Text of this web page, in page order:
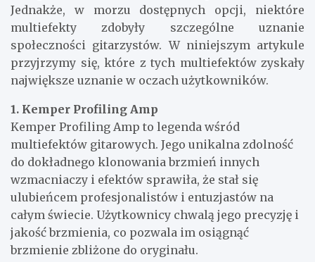
Jednakże, w morzu dostępnych opcji, niektóre
multiefekty zdobyły szczególne uznanie
społeczności gitarzystów. W niniejszym artykule
przyjrzymy się, które z tych multiefektów zyskały
największe uznanie w oczach użytkowników.
1. Kemper Profiling Amp
Kemper Profiling Amp to legenda wśród
multiefektów gitarowych. Jego unikalna zdolność
do dokładnego klonowania brzmień innych
wzmacniaczy i efektów sprawiła, że stał się
ulubieńcem profesjonalistów i entuzjastów na
całym świecie. Użytkownicy chwalą jego precyzję i
jakość brzmienia, co pozwala im osiągnąć
brzmienie zbliżone do oryginału.